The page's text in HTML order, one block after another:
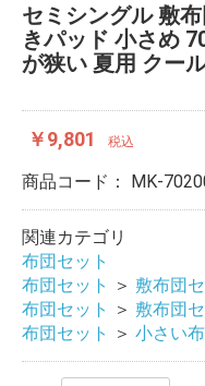
セミシングル 敷
きパッド 小さめ
が狭い 夏用 クー
￥9,801 税込
商品コード： MK-
関連カテゴリ
布団セット
布団セット
＞ 敷布団
布団セット
＞ 敷布団
布団セット
＞ 小さい